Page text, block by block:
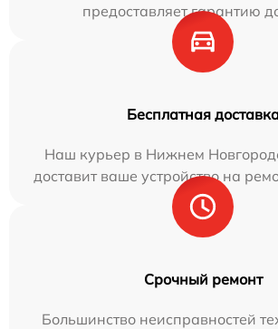
предоставляет гарантию
Бесплатная
Наш курьер в Нижнем
доставит ваше устройство на
Срочный ремонт
Большинство неисправностей